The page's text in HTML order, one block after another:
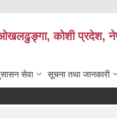
ओखलढुङ्गा, कोशी प्रदेश,
सेवा सूचना तथा जानकारी